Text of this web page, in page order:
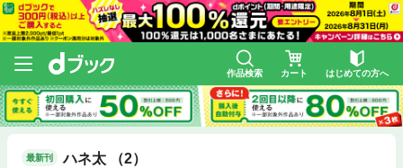
作品検索 カート はじめての方へ
最新刊 ハネ太 （2）